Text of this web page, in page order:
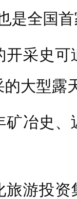
是全国
开采史
大型露
矿冶史
旅游投资